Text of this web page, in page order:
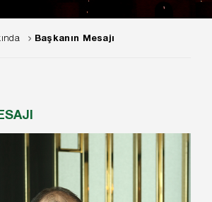
Başkanın Mesajı